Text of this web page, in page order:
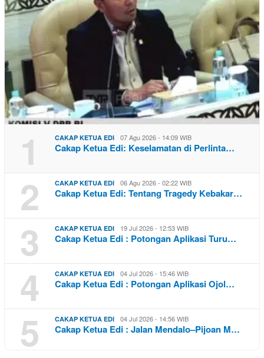
1 CAKAP KETUA EDI 07 Agu 2026 - 14:09 WIB
Cakap Ketua Edi: Keselamatan di Perlinta…
2 CAKAP KETUA EDI 06 Agu 2026 - 02:22 WIB
Cakap Ketua Edi: Tentang Tragedy Kebakar…
3 CAKAP KETUA EDI 19 Jul 2026 - 12:53 WIB
Cakap Ketua Edi : Potongan Aplikasi Turu…
4 CAKAP KETUA EDI 04 Jul 2026 - 15:46 WIB
Cakap Ketua Edi : Potongan Aplikasi Ojol…
5 CAKAP KETUA EDI 04 Jul 2026 - 14:56 WIB
Cakap Ketua Edi : Jalan Mendalo–Pijoan M…